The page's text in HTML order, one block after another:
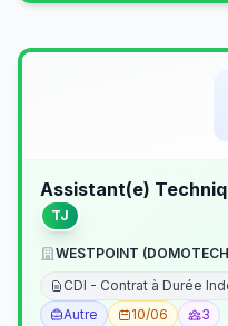
Assistant(e)
TJ
WESTPOINT
CDI - Contrat à Durée
Autre
10/06 3